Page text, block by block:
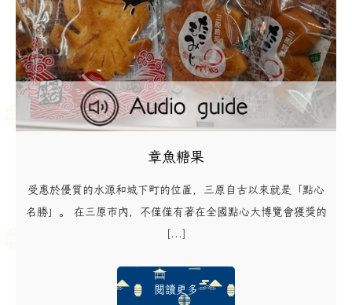
章魚糖果
受惠於優質的水源和城下町的位置，三原自古以來就是「點心
名勝」。 在三原市內，不僅僅有著在全國點心大博覽會獲獎的
[...]
閱讀更多